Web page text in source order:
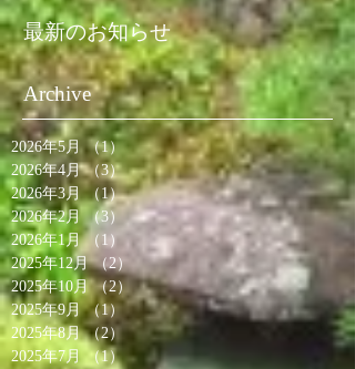
最新のお知らせ
Archive
2026年5月 （1）1件の記事
2026年4月 （3）3件の記事
2026年3月 （1）1件の記事
2026年2月 （3）
3件の記事
2026年1月 （1） 1件の記事
2025年12月 （2）
2件の記事
2025年10月 （2） 2件の記事
2025年9月 （1） 1件の記事
2025年8月 （2）2件の記事
2025年7月
（1） 1件の記事